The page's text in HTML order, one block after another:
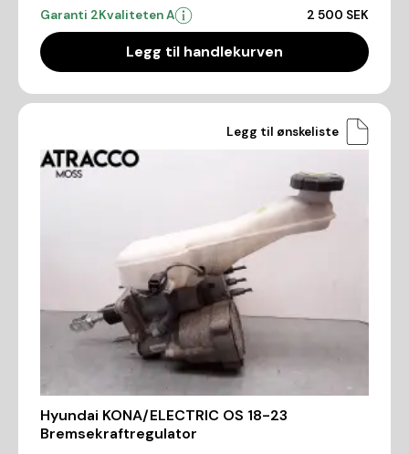
Garanti 2Kvaliteten A 2 500 SEK
Legg til handlekurven
Legg til ønskeliste
Hyundai KONA/ELECTRIC OS 18-23
Bremsekraftregulator